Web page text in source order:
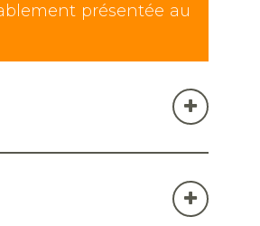
présentée au